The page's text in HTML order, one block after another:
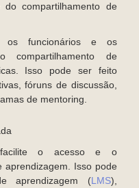
compartilhamento de
os funcionários e os
compartilhamento de
Isso pode ser feito
fóruns de discussão,
de mentoring.
o acesso e o
aprendizagem. Isso pode
aprendizagem (LMS),